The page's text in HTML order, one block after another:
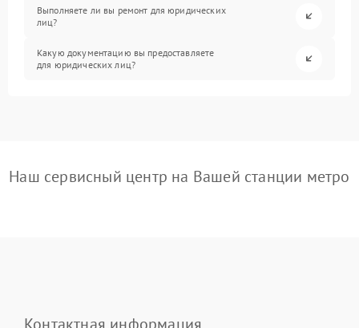
Выполняете ли вы ремонт для юридических
лиц?
Какую документацию вы предоставляете
для юридических лиц?
Наш сервисный центр на Вашей станции метро
Контактная информация